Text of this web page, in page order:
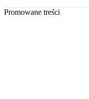
Promowane treści